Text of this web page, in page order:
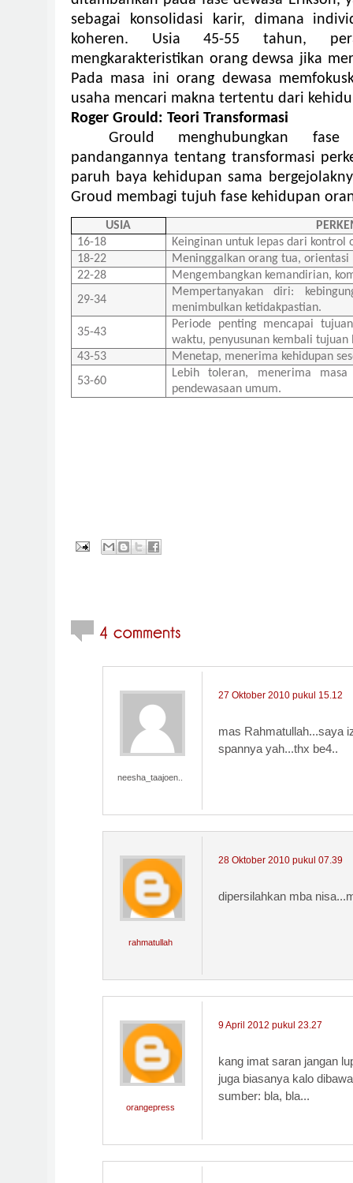
sebagai konsolidasi karir, dimana
koheren. Usia 45-55 tahun,
mengkarakteristikan orang dewsa jika
Pada masa ini orang dewasa
usaha mencari makna tertentu dari
Roger Grould: Teori Transformasi
Grould menghubungkan
pandangannya tentang transformasi
paruh baya kehidupan sama
Groud membagi tujuh fase kehidupan
USIA
16-18
Keinginan untuk lepas dari kontrol
18-22
Meninggalkan orang tua, orientasi
22-28
Mengembangkan kemandirian,
29-34
Mempertanyakan diri:
menimbulkan ketidakpastian.
35-43
Periode penting mencapai
waktu, penyusunan kembali tujuan
43-53
Menetap, menerima kehidupan
53-60
Lebih toleran, menerima
pendewasaan umum.
neesha_taajoen..
27 Oktober 2010 pukul 15.12
mas Rahmatullah...saya
spannya yah...thx be4..
rahmatullah
28 Oktober 2010 pukul 07.39
dipersilahkan mba
orangepress
9 April 2012 pukul 23.27
kang imat saran jangan
juga biasanya kalo
sumber: bla, bla...